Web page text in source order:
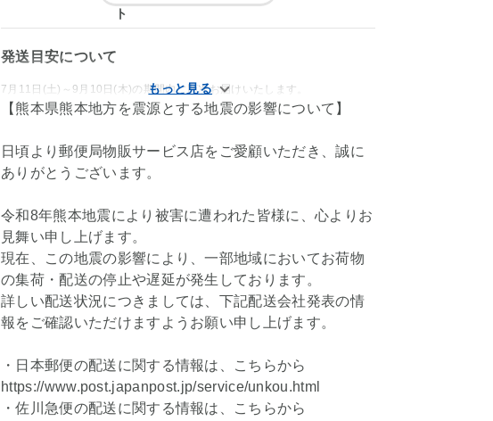
発送目安について
7月11日(土)～9月10日(木)の期間内に順次お届けいたします。
【熊本県熊本地方を震源とする地震の影響について】
日頃より郵便局物販サービス店をご愛顧いただき、誠に
ありがとうございます。
令和8年熊本地震により被害に遭われた皆様に、心よりお
見舞い申し上げます。
現在、この地震の影響により、一部地域においてお荷物
の集荷・配送の停止や遅延が発生しております。
詳しい配送状況につきましては、下記配送会社発表の情
報をご確認いただけますようお願い申し上げます。
・日本郵便の配送に関する情報は、こちらから
https://www.post.japanpost.jp/service/unkou.html
・佐川急便の配送に関する情報は、こちらから